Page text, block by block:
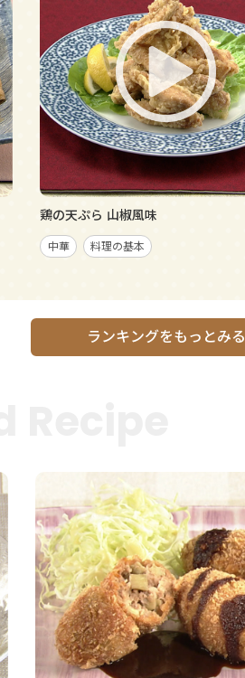
鶏の天ぷら 山椒風味
中華 料理の基本
ランキングをもっとみる